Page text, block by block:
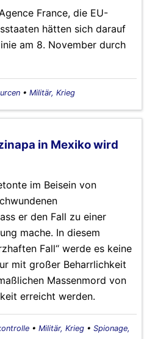
France, die EU-
hätten sich darauf
am 8. November durch
• Militär, Krieg
in Mexiko wird
im Beisein von
er den Fall zu einer
mache. In diesem
Fall“ werde es keine
mit großer Beharrlichkeit
Massenmord von
erreicht werden.
• Militär, Krieg • Spionage,